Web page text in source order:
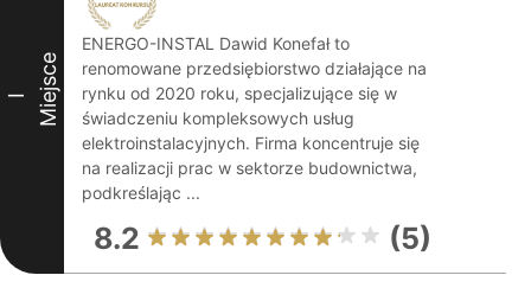
I Miejsce
ENERGO-INSTAL Dawid Konefał to
renomowane przedsiębiorstwo działające na
rynku od 2020 roku, specjalizujące się w
świadczeniu kompleksowych usług
elektroinstalacyjnych. Firma koncentruje się
na realizacji prac w sektorze budownictwa,
podkreślając ...
8.2 (5)